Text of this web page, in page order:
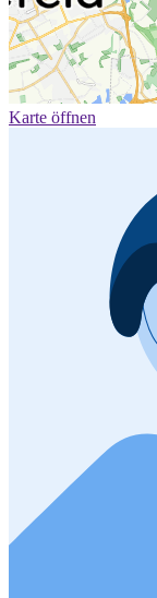
Karte öffnen